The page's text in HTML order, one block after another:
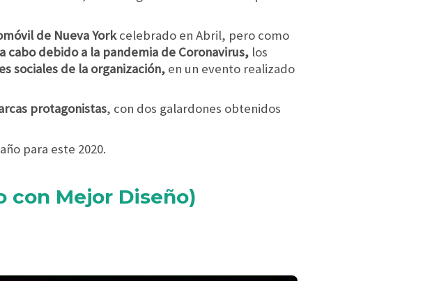
de Nueva Yorkcelebrado en Abril, pero como
cabo debido a la pandemia de Coronavirus, los
sociales de la organización, en un evento realizado
protagonistas, con dos galardones obtenidos
para este 2020.
con Mejor Diseño)